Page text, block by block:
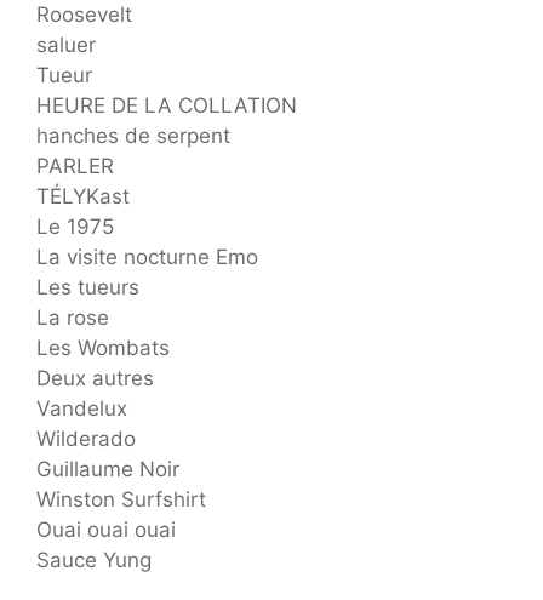
Roosevelt
saluer
Tueur
HEURE DE LA COLLATION
hanches de serpent
PARLER
TÉLYKast
Le 1975
La visite nocturne Emo
Les tueurs
La rose
Les Wombats
Deux autres
Vandelux
Wilderado
Guillaume Noir
Winston Surfshirt
Ouai ouai ouai
Sauce Yung